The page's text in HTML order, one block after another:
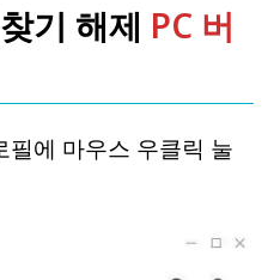
기 해제 PC 버
필에 마우스 우클릭 눌